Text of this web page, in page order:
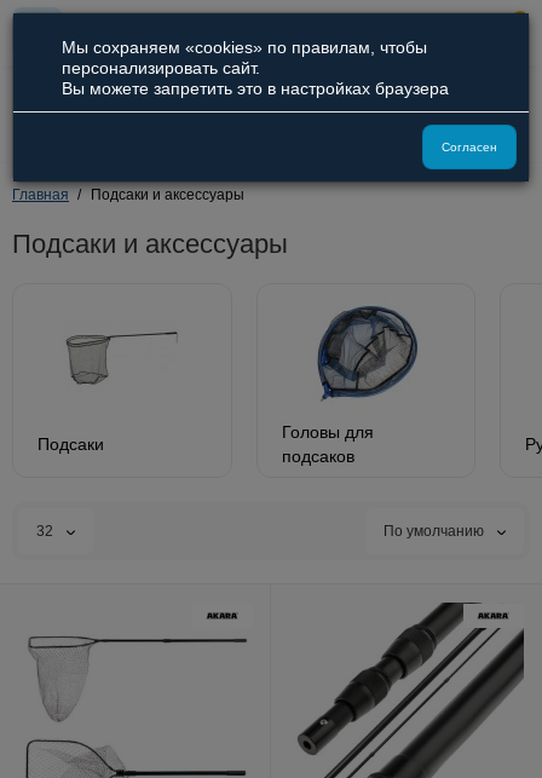
8 (800) 551-09-94
8 (929) 836-66-51
Главная Подсаки и аксессуары
Подсаки и аксессуары
Подсаки
Головы для
подсаков
32 По умолчанию
Мы сохраняем «cookies» по правилам, чтобы
персонализировать сайт.
Вы можете запретить это в настройках браузера
Согласен